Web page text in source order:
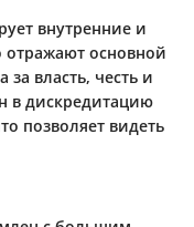
внутренние и
основной
власть, честь и
в дискредитацию
позволяет видеть